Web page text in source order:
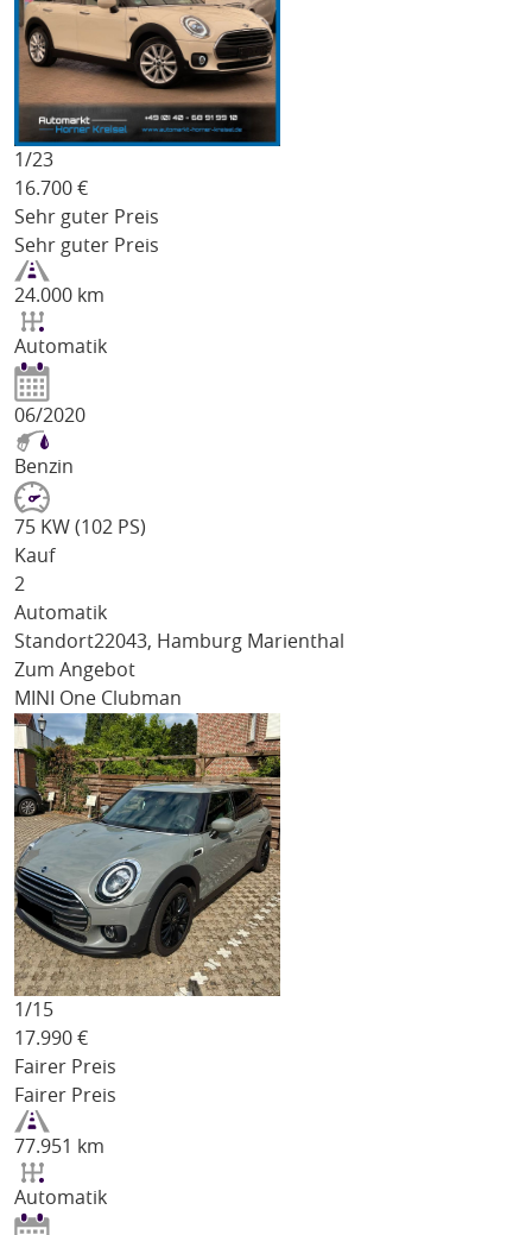
1/23
16.700 €
Sehr guter Preis
Sehr guter Preis
24.000 km
Automatik
06/2020
Benzin
75 KW (102 PS)
Kauf
2
Automatik
Standort22043, Hamburg Marienthal
Zum Angebot
MINI One Clubman
1/15
17.990 €
Fairer Preis
Fairer Preis
77.951 km
Automatik